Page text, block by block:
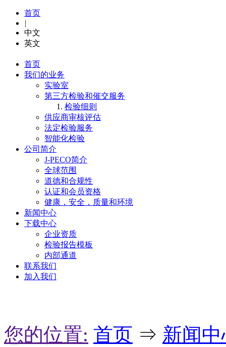
首页
|
中文
英文
首页
我们的业务
实验室
第三方检验和催交服务
检验细则
供应商审核评估
法定检验服务
智能化检验
公司简介
J-PECO简介
全球范围
道德和合规性
认证和会员资格
健康，安全，质量和环境
新闻中心
下载中心
企业资质
检验报告模板
内部通道
联系我们
加入我们
您的位置: 首页 ⇒ 新闻